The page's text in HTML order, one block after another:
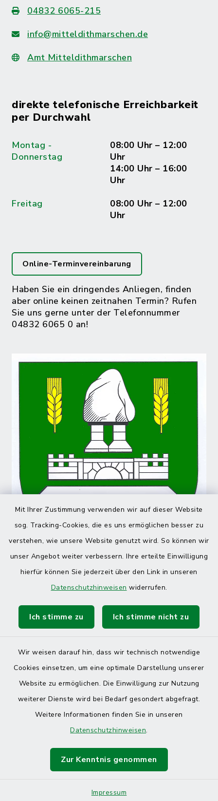
Mit Ihrer Zustimmung verwenden wir auf dieser Website
sog. Tracking-Cookies, die es uns ermöglichen besser zu
verstehen, wie unsere Website genutzt wird. So können wir
unser Angebot weiter verbessern. Ihre erteilte Einwilligung
hierfür können Sie jederzeit über den Link in unseren
Datenschutzhinweisen widerrufen.
Ich stimme zu Ich stimme nicht zu
Wir weisen darauf hin, dass wir technisch notwendige
Cookies einsetzen, um eine optimale Darstellung unserer
Website zu ermöglichen. Die Einwilligung zur Nutzung
weiterer Dienste wird bei Bedarf gesondert abgefragt.
Weitere Informationen finden Sie in unseren
Datenschutzhinweisen.
Zur Kenntnis genommen
Impressum
04832 6065-215
info@mitteldithmarschen.de
Amt Mitteldithmarschen
direkte telefonische Erreichbarkeit
per Durchwahl
Montag -
Donnerstag
08:00 Uhr – 12:00
Uhr
14:00 Uhr – 16:00
Uhr
Freitag
08:00 Uhr – 12:00
Uhr
Online-Terminvereinbarung
Haben Sie ein dringendes Anliegen, finden
aber online keinen zeitnahen Termin? Rufen
Sie uns gerne unter der Telefonnummer
04832 6065 0 an!
Kontakt
Datenschutz
Impressum
Sitemap
Cookie-Einstellungen